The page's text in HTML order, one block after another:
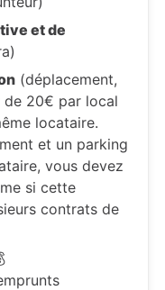
et de
(déplacement,
de 20€ par local
locataire.
et un parking
vous devez
si cette
contrats de